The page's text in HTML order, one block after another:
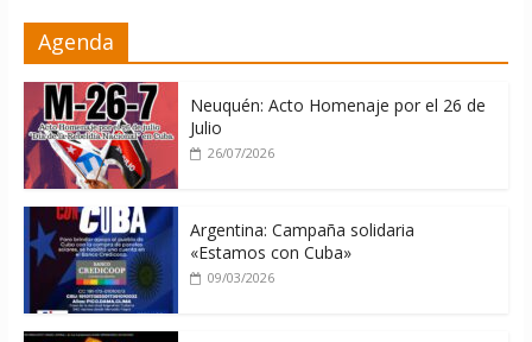
06/08/2026
Agenda
Neuquén: Acto Homenaje por el 26 de
Julio
26/07/2026
Argentina: Campaña solidaria
«Estamos con Cuba»
09/03/2026